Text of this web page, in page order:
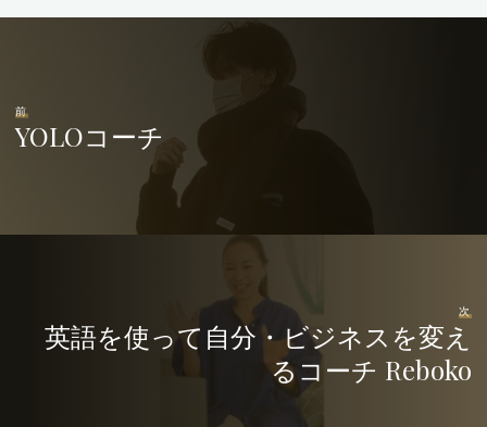
前
YOLOコーチ
次
英語を使って自分・ビジネスを変え
るコーチ Reboko